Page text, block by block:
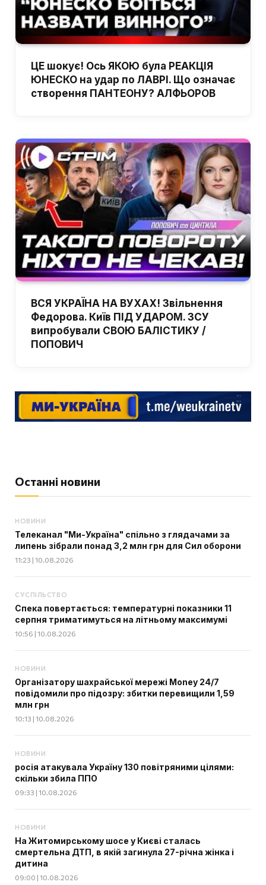
ЦЕ шокує! Ось ЯКОЮ була РЕАКЦІЯ
ЮНЕСКО на удар по ЛАВРІ. Що означає
створення ПАНТЕОНУ? АЛФЬОРОВ
ВСЯ УКРАЇНА НА ВУХАХ! Звільнення
Федорова. Київ ПІД УДАРОМ. ЗСУ
випробували СВОЮ БАЛІСТИКУ /
ПОПОВИЧ
Останні новини
НОВИНИ
Телеканал "Ми-Україна" спільно з глядачами за
липень зібрали понад 3,2 млн грн для Сил оборони
11:23 | 10.08.2026
СУСПІЛЬСТВО
Спека повертається: температурні показники 11
серпня триматимуться на літньому максимумі
10:56 | 10.08.2026
НОВИНИ
Організатору шахрайської мережі Money 24/7
повідомили про підозру: збитки перевищили 1,59
млн грн
10:13 | 10.08.2026
НОВИНИ
росія атакувала Україну 130 повітряними цілями:
скільки збила ППО
09:33 | 10.08.2026
НОВИНИ
На Житомирському шосе у Києві сталась
смертельна ДТП, в якій загинула 27-річна жінка і
дитина
09:00 | 10.08.2026